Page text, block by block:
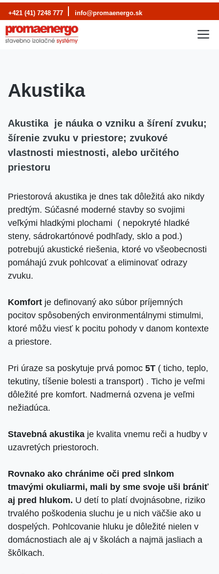
Preskočiť
na
obsah
+421 (41) 7248 777 info@promaenergo.sk
Akustika
Akustika je náuka o vzniku a šírení zvuku;
šírenie zvuku v priestore; zvukové
vlastnosti miestnosti, alebo určitého
priestoru
Priestorová akustika je dnes tak dôležitá ako nikdy
predtým. Súčasné moderné stavby so svojimi
veľkými hladkými plochami ( nepokryté hladké
steny, sádrokartónové podhľady, sklo a pod.)
potrebujú akustické riešenia, ktoré vo všeobecnosti
pomáhajú zvuk pohlcovať a eliminovať odrazy
zvuku.
Komfort je definovaný ako súbor príjemných
pocitov spôsobených environmentálnymi stimulmi,
ktoré môžu viesť k pocitu pohody v danom kontexte
a priestore.
Pri úraze sa poskytuje prvá pomoc 5T ( ticho, teplo,
tekutiny, tíšenie bolesti a transport) . Ticho je veľmi
dôležité pre komfort. Nadmerná ozvena je veľmi
nežiadúca.
Stavebná akustika je kvalita vnemu reči a hudby v
uzavretých priestoroch.
Rovnako ako chránime oči pred slnkom
tmavými okuliarmi, mali by sme svoje uši brániť
aj pred hlukom. U detí to platí dvojnásobne, riziko
trvalého poškodenia sluchu je u nich väčšie ako u
dospelých. Pohlcovanie hluku je dôležité nielen v
domácnostiach ale aj v školách a najmä jasliach a
škôlkach.